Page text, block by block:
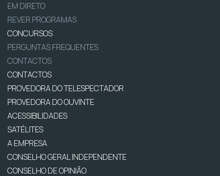
EM DIRETO
REVER PROGRAMAS
CONCURSOS
PERGUNTAS FREQUENTES
CONTACTOS
CONTACTOS
PROVEDORA DO TELESPECTADOR
PROVEDORA DO OUVINTE
ACESSIBILIDADES
SATÉLITES
A EMPRESA
CONSELHO GERAL INDEPENDENTE
CONSELHO DE OPINIÃO